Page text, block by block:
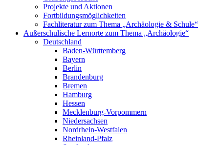
Projekte und Aktionen
Fortbildungsmöglichkeiten
Fachliteratur zum Thema „Archäologie & Schule“
Außerschulische Lernorte zum Thema „Archäologie“
Deutschland
Baden-Württemberg
Bayern
Berlin
Brandenburg
Bremen
Hamburg
Hessen
Mecklenburg-Vorpommern
Niedersachsen
Nordrhein-Westfalen
Rheinland-Pfalz